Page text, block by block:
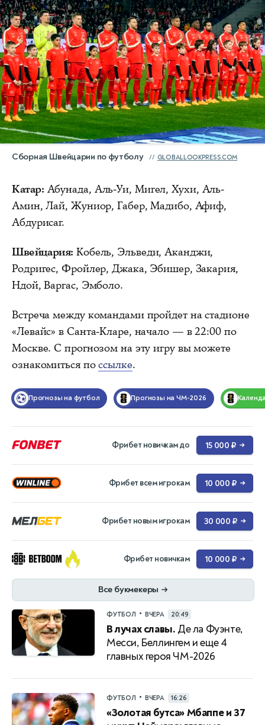
Сборная Швейцарии по футболу GLOBALLOOKPRESS.COM
Катар: Абунада, Аль-Уи, Мигел, Хухи, Аль-
Амин, Лай, Жуниор, Габер, Мадибо, Афиф,
Абдурисаг.
Швейцария: Кобель, Эльведи, Аканджи,
Родригес, Фройлер, Джака, Эбишер, Закария,
Ндой, Варгас, Эмболо.
Встреча между командами пройдет на стадионе
«Левайс» в Санта-Кларе, начало — в 22:00 по
Москве. С прогнозом на эту игру вы можете
ознакомиться поссылке.
Прогнозы на футбол Прогнозы на ЧМ-2026
Фрибет новичкам до 15 000 ₽ →
Фрибет всем игрокам 10 000 ₽ →
Фрибет новым игрокам 30 000 ₽ →
Фрибет новичкам 10 000 ₽ →
Все букмекеры →
ФУТБОЛ • ВЧЕРА 20:49
В лучах славы. Де ла Фуэнте,
Месси, Беллингем и еще 4
главных героя ЧМ-2026
ФУТБОЛ • ВЧЕРА 16:26
«Золотая бутса» Мбаппе и 37